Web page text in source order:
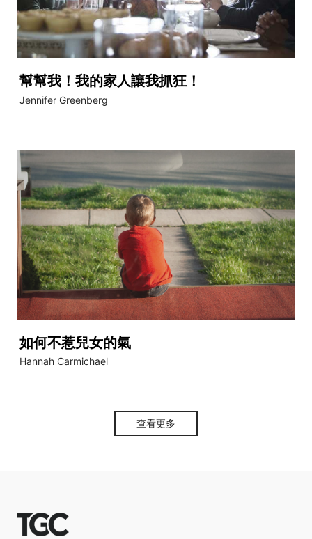
幫幫我！我的家人讓我抓狂！
Jennifer Greenberg
如何不惹兒女的氣
Hannah Carmichael
查看更多